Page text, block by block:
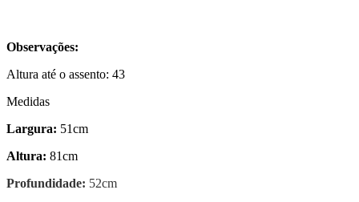
Observações:
Altura até o assento: 43
Medidas
Largura: 51cm
Altura: 81cm
Profundidade: 52cm